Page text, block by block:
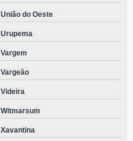
União do Oeste
Urupema
Vargem
Vargeão
Videira
Witmarsum
Xavantina